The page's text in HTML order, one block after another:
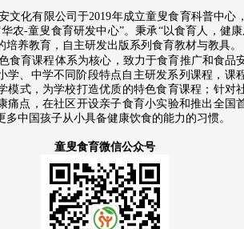
文化有限公司于2019年成立童叟食育科普中心
农-童叟食育研发中心”。秉承“以食育人，健
培养教育，自主研发出版系列食育教材与教具。
食育课程体系为核心，致力于食育推广和食品
学、中学不同阶段特点自主研发系列课程，课
模式，为学校打造优质的特色食育课程；针对
痛点，在社区开设亲子食育小实验和推出全国
多中国孩子从小具备健康饮食的能力的习惯。
童叟食育微信公众号